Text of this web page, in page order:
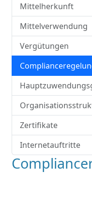
Mittelherkunft
Mittelverwendung
Vergütungen
Zertifikate
Internetauftritte